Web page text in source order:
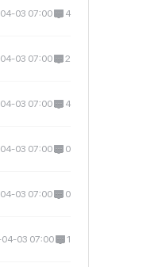
03 07:00 4
03 07:00 2
03 07:00 4
03 07:00 0
03 07:00 0
03 07:00 1